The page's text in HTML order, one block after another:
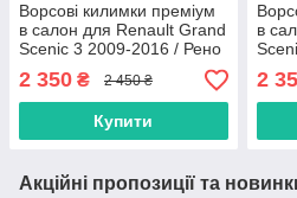
Ворсові килимки преміум
в салон для Renault Grand
Scenic 3 2009-2016 / Рено
Гранд Сценік 3 килимки
2 350 ₴ 2 450 ₴
Купити
в
2
Акційні пропозиції та